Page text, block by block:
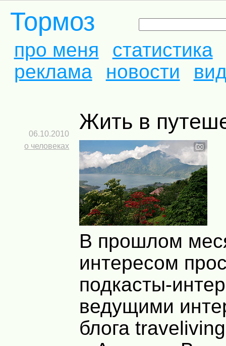
Тормоз
про меня
статистика
реклама
новости
Жить в
06.10.2010
о человеках
В прошлом
интересом
подкасты-
ведущими
блога